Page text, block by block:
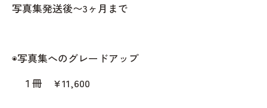
写真集発送後〜3ヶ月まで
◉写真集へのグレードアップ
１冊 ¥11,600